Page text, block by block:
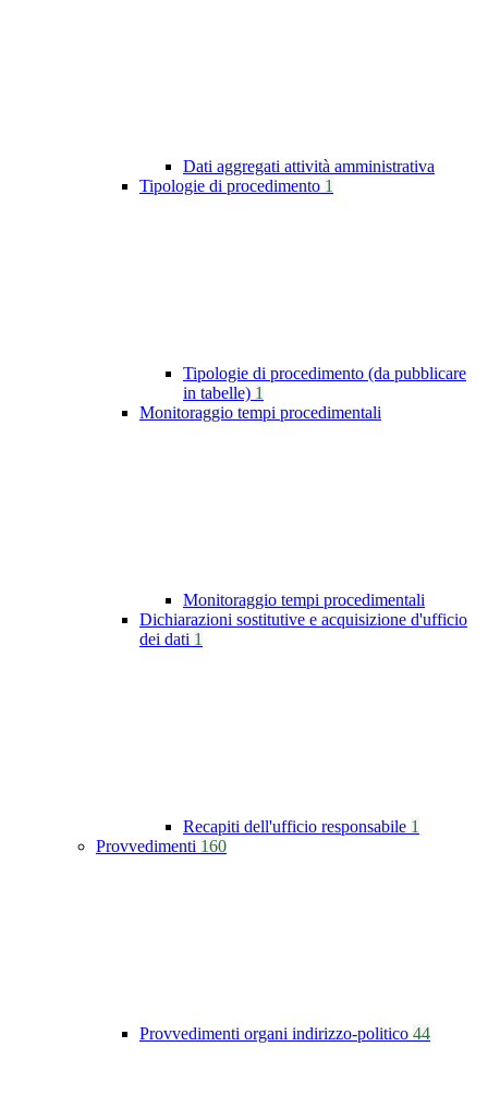
Dati aggregati attività amministrativa
Tipologie di procedimento 1
Tipologie di procedimento (da pubblicare
in tabelle) 1
Monitoraggio tempi procedimentali
Monitoraggio tempi procedimentali
Dichiarazioni sostitutive e acquisizione d'ufficio
dei dati 1
Recapiti dell'ufficio responsabile 1
Provvedimenti 160
Provvedimenti organi indirizzo-politico 44